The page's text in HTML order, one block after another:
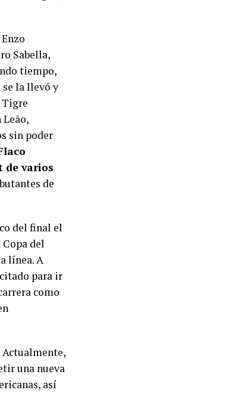
Sabella,
tiempo,
se la llevó y
Tigre
sin poder
de varios
de
del final el
del
línea. A
para ir
como
Actualmente,
una nueva
así